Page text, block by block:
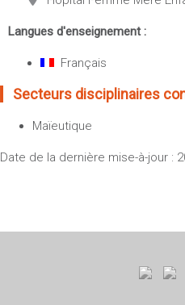
Langues d'enseignement :
Français
Secteurs disciplinaires
Maïeutique
Date de la dernière mise-à-jour :